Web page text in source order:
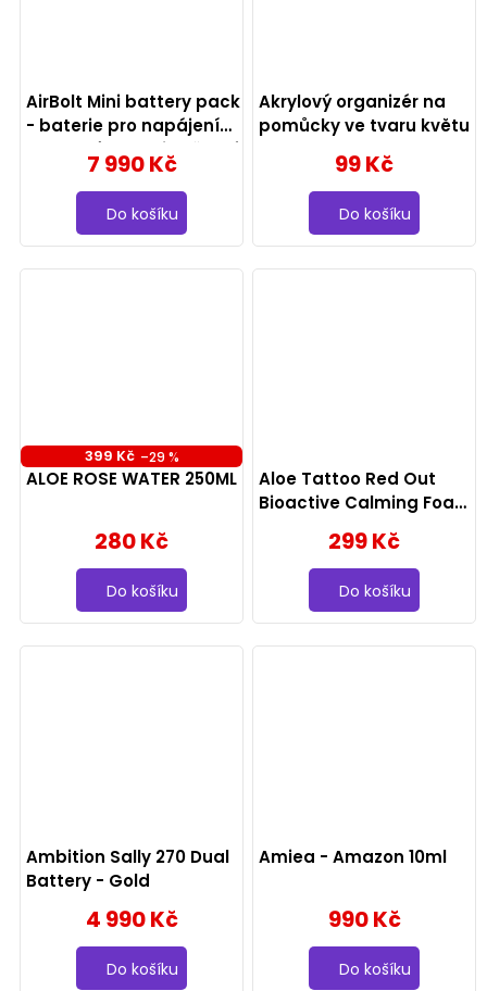
AirBolt Mini battery pack
- baterie pro napájení
tetovacího strojku černá
(rozbaleno)7 990 Kč
Do košíku
Akrylový organizér na
pomůcky ve tvaru květu
99 Kč
Do košíku
399 Kč –29 %
ALOE ROSE WATER 250ML
280 Kč
Do košíku
Aloe Tattoo Red Out
Bioactive Calming Foam
299 Kč
Do košíku
Ambition Sally 270 Dual
Battery - Gold
4 990 Kč
Do košíku
Amiea - Amazon 10ml
990 Kč
Do košíku